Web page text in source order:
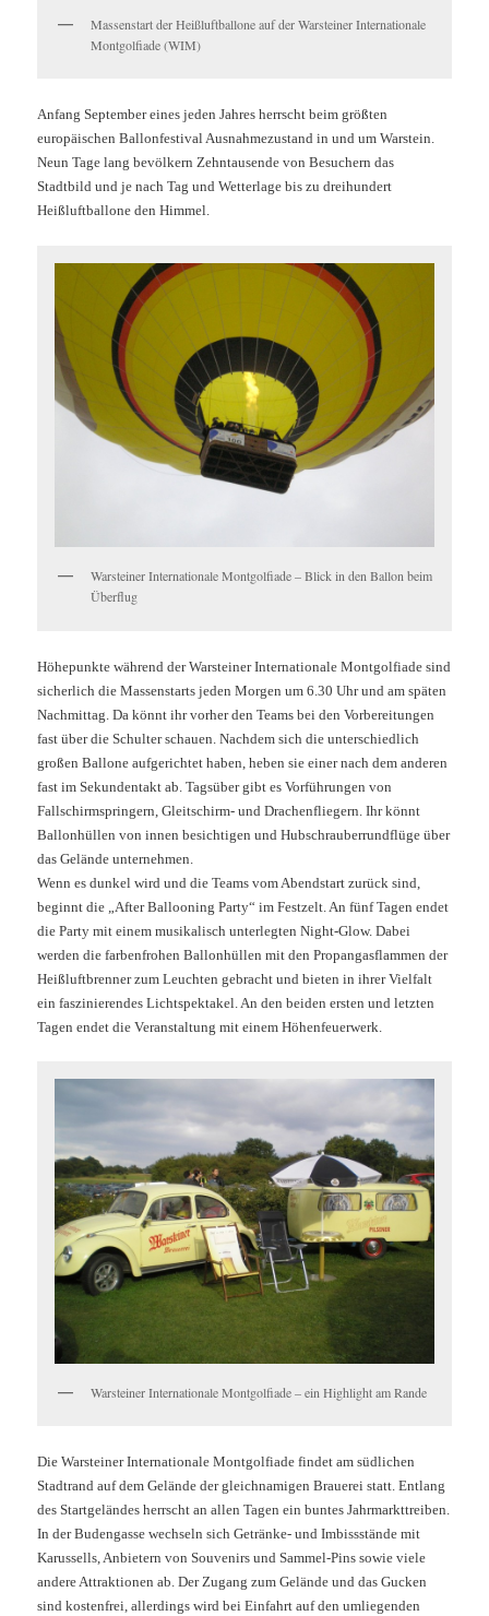
Massenstart der Heißluftballone auf der Warsteiner Internationale
Montgolfiade (WIM)
Anfang September eines jeden Jahres herrscht beim größten
europäischen Ballonfestival Ausnahmezustand in und um Warstein.
Neun Tage lang bevölkern Zehntausende von Besuchern das
Stadtbild und je nach Tag und Wetterlage bis zu dreihundert
Heißluftballone den Himmel.
Warsteiner Internationale Montgolfiade – Blick in den Ballon beim
Überflug
Höhepunkte während der Warsteiner Internationale Montgolfiade sind
sicherlich die Massenstarts jeden Morgen um 6.30 Uhr und am späten
Nachmittag. Da könnt ihr vorher den Teams bei den Vorbereitungen
fast über die Schulter schauen. Nachdem sich die unterschiedlich
großen Ballone aufgerichtet haben, heben sie einer nach dem anderen
fast im Sekundentakt ab. Tagsüber gibt es Vorführungen von
Fallschirmspringern, Gleitschirm- und Drachenfliegern. Ihr könnt
Ballonhüllen von innen besichtigen und Hubschrauberrundflüge über
das Gelände unternehmen.
Wenn es dunkel wird und die Teams vom Abendstart zurück sind,
beginnt die „After Ballooning Party“ im Festzelt. An fünf Tagen endet
die Party mit einem musikalisch unterlegten Night-Glow. Dabei
werden die farbenfrohen Ballonhüllen mit den Propangasflammen der
Heißluftbrenner zum Leuchten gebracht und bieten in ihrer Vielfalt
ein faszinierendes Lichtspektakel. An den beiden ersten und letzten
Tagen endet die Veranstaltung mit einem Höhenfeuerwerk.
Warsteiner Internationale Montgolfiade – ein Highlight am Rande
Die Warsteiner Internationale Montgolfiade findet am südlichen
Stadtrand auf dem Gelände der gleichnamigen Brauerei statt. Entlang
des Startgeländes herrscht an allen Tagen ein buntes Jahrmarkttreiben.
In der Budengasse wechseln sich Getränke- und Imbissstände mit
Karussells, Anbietern von Souvenirs und Sammel-Pins sowie viele
andere Attraktionen ab. Der Zugang zum Gelände und das Gucken
sind kostenfrei, allerdings wird bei Einfahrt auf den umliegenden